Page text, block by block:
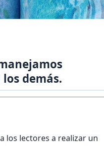
demás.
los lectores a realizar un